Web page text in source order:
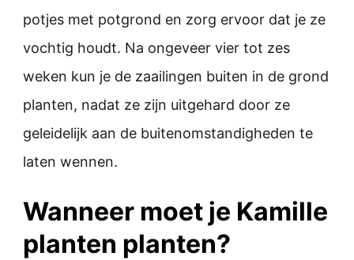
potjes met potgrond en zorg ervoor dat je ze
vochtig houdt. Na ongeveer vier tot zes
weken kun je de zaailingen buiten in de grond
planten, nadat ze zijn uitgehard door ze
geleidelijk aan de buitenomstandigheden te
laten wennen.
Wanneer moet je Kamille
planten planten?